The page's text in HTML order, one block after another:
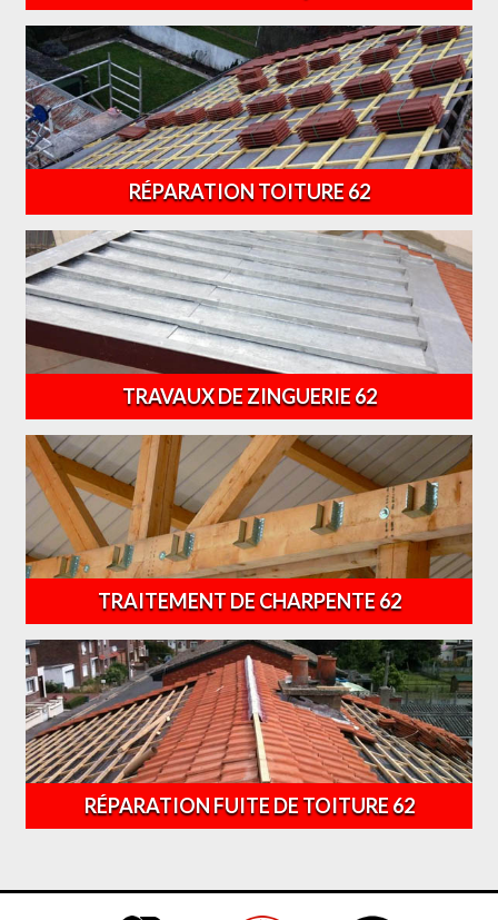
RÉPARATION TOITURE 62
TRAVAUX DE ZINGUERIE 62
TRAITEMENT DE CHARPENTE 62
RÉPARATION FUITE DE TOITURE 62